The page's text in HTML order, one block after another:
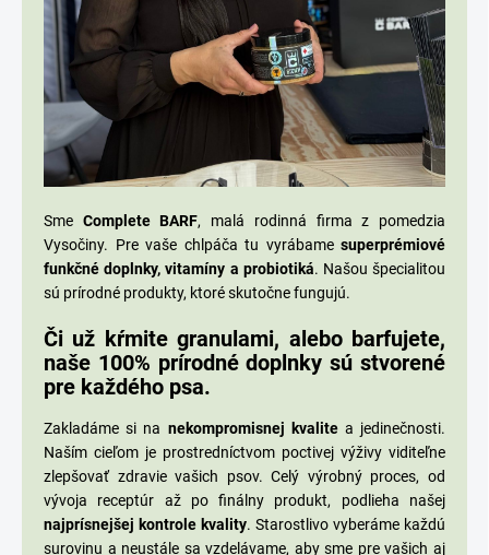
Sme Complete BARF, malá rodinná firma z pomedzia
Vysočiny. Pre vaše chlpáča tu vyrábame superprémiové
funkčné doplnky, vitamíny a probiotiká. Našou špecialitou
sú prírodné produkty, ktoré skutočne fungujú.
Či už kŕmite granulami, alebo barfujete,
naše 100% prírodné doplnky sú stvorené
pre každého psa.
Zakladáme si na nekompromisnej kvalitea jedinečnosti.
Naším cieľom je prostredníctvom poctivej výživy viditeľne
zlepšovať zdravie vašich psov. Celý výrobný proces, od
vývoja receptúr až po finálny produkt, podlieha našej
najprísnejšej kontrole kvality. Starostlivo vyberáme každú
surovinu a neustále sa vzdelávame, aby sme pre vašich aj